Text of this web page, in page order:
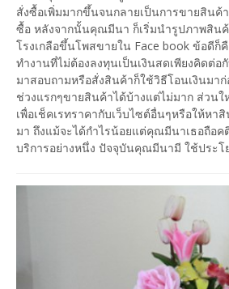
สั่งซื้อเพิ่มมากขึ้นจนกลายเป็นการขายสินค้
ซื้อ หลังจากนั้นคุณมีนา ก็เริ่มนำรูปภาพสิน
โรงเกลือขึ้นโพสขายใน Face book ข้อดีก็
ทำงานที่ไม่ต้องลงทุนเป็นเงินสดเพียงคิดต่อ
มาสอบถามหรือสั่งสินค้าก็ใช้วิธีโอนเงินมา
ช่วงแรกๆขายสินค้าได้บ้างแต่ไม่มาก ส่วน
เพื่อเช็คเรทราคากับเว็บไซต์อื่นๆหรือให้หา
มา ถึงแม้จะได้กำไรน้อยแต่คุณมีนาเธอถือค
บริการอย่างหนึ่ง ปัจจุบันคุณมีนามี ใช้ประโ